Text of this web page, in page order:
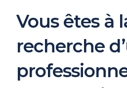
Vous êtes à
recherche